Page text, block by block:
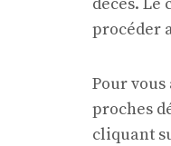
procéder
Pour
proches
cliquant